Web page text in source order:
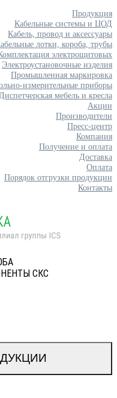
Продукция
Кабельные системы и ЦОД
Кабель, провод и аксессуары
лотки, короба, трубы
электрощитовых
Электроустановочные изделия
Промышленная маркировка
измерительные приборы
мебель и кресла
Акции
Производители
Пресс-центр
Компания
Получение и оплата
Доставка
Оплата
Порядок отгрузки продукции
Контакты
СКС